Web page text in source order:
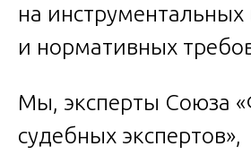
на
и нормативных
Мы, эксперты Союза
судебных экспертов»,